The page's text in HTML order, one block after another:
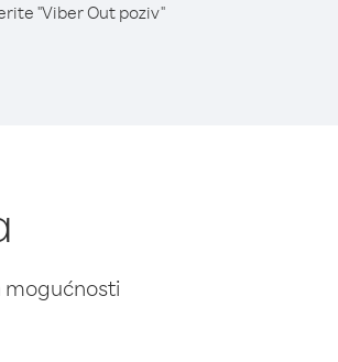
"Viber Out poziv"
mogućnosti